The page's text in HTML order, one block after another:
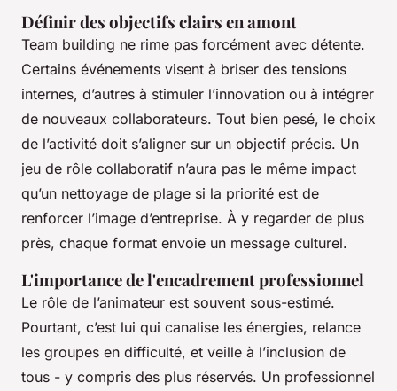
Définir des objectifs clairs en amont
Team building ne rime pas forcément avec détente.
Certains événements visent à briser des tensions
internes, d’autres à stimuler l’innovation ou à intégrer
de nouveaux collaborateurs. Tout bien pesé, le choix
de l’activité doit s’aligner sur un objectif précis. Un
jeu de rôle collaboratif n’aura pas le même impact
qu’un nettoyage de plage si la priorité est de
renforcer l’image d’entreprise. À y regarder de plus
près, chaque format envoie un message culturel.
L'importance de l'encadrement professionnel
Le rôle de l’animateur est souvent sous-estimé.
Pourtant, c’est lui qui canalise les énergies, relance
les groupes en difficulté, et veille à l’inclusion de
tous - y compris des plus réservés. Un professionnel